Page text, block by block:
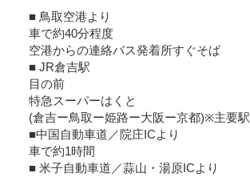
■ 鳥取空港より
車で約40分程度
空港からの連絡バス発着所すぐそば
■ JR倉吉駅
目の前
特急スーパーはくと
(倉吉ー鳥取ー姫路ー大阪ー京都)※主要駅
■中国自動車道／院庄ICより
車で約1時間
■ 米子自動車道／蒜山・湯原ICより